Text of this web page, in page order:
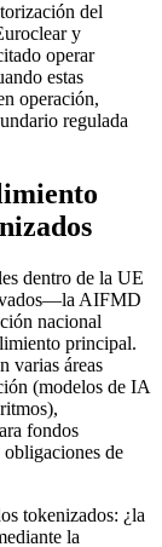
del
y
operar
estas
operación,
regulada
dentro de la UE
AIFMD
nacional
principal.
varias áreas
(modelos de IA
fondos
obligaciones de
tokenizados: ¿la
la